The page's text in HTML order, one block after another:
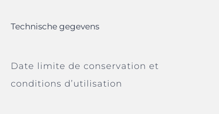
Technische gegevens
Date limite de conservation et
conditions d’utilisation